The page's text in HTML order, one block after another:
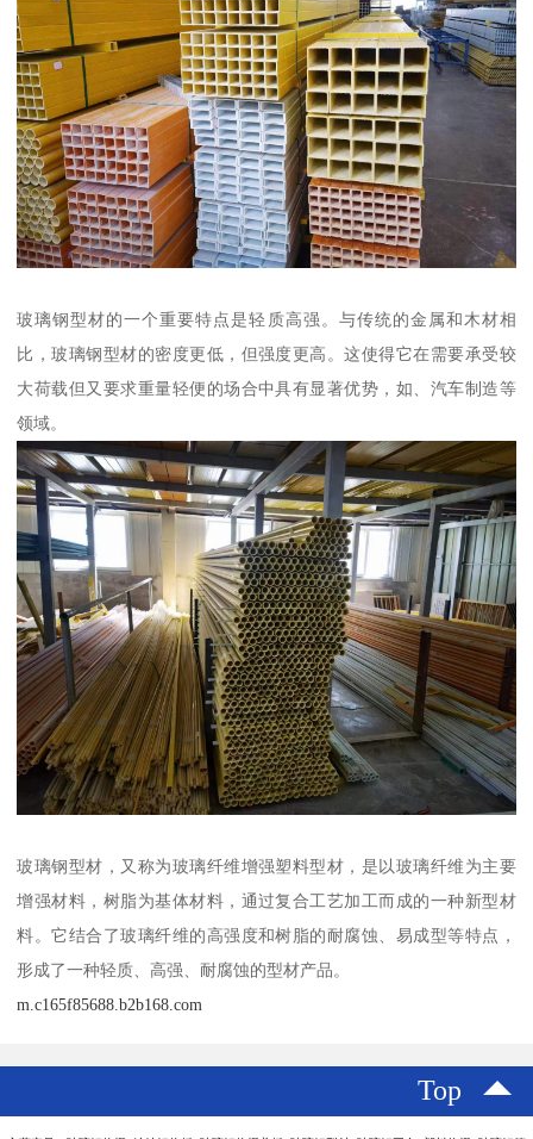
玻璃钢型材的一个重要特点是轻质高强。与传统的金属和木材相
比，玻璃钢型材的密度更低，但强度更高。这使得它在需要承受较
大荷载但又要求重量轻便的场合中具有显著优势，如、汽车制造等
领域。
玻璃钢型材，又称为玻璃纤维增强塑料型材，是以玻璃纤维为主要
增强材料，树脂为基体材料，通过复合工艺加工而成的一种新型材
料。它结合了玻璃纤维的高强度和树脂的耐腐蚀、易成型等特点，
形成了一种轻质、高强、耐腐蚀的型材产品。
m.c165f85688.b2b168.com
Top